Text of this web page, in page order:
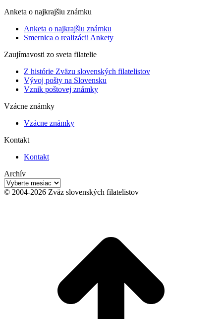
Anketa o najkrajšiu známku
Anketa o najkrajšiu známku
Smernica o realizácii Ankety
Zaujímavosti zo sveta filatelie
Z histórie Zväzu slovenských filatelistov
Vývoj pošty na Slovensku
Vznik poštovej známky
Vzácne známky
Vzácne známky
Kontakt
Kontakt
Archív
Archív
© 2004-2026 Zväz slovenských filatelistov